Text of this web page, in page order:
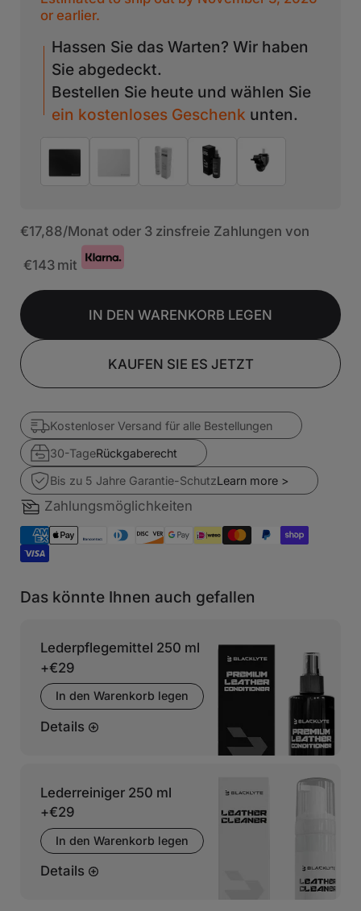
or earlier.
Hassen Sie das Warten? Wir haben
Sie abgedeckt.
Bestellen Sie heute und wählen Sie
ein kostenloses Geschenk unten.
€17,88/Monat oder 3 zinsfreie Zahlungen von
€143 mit
IN DEN WARENKORB LEGEN
KAUFEN SIE ES JETZT
Kostenloser Versand für alle Bestellungen
30-TageRückgaberecht
Bis zu 5 Jahre Garantie-SchutzLearn more >
Zahlungsmöglichkeiten
Das könnte Ihnen auch gefallen
Lederpflegemittel 250 ml
+€29
In den Warenkorb legen
Details
Lederreiniger 250 ml
+€29
In den Warenkorb legen
Details